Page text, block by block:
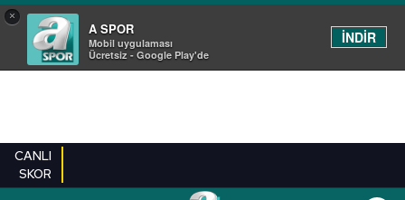
×
A SPOR
Mobil uygulaması
Ücretsiz - Google Play'de
İNDİR
CANLI
SKOR
EN YENILER